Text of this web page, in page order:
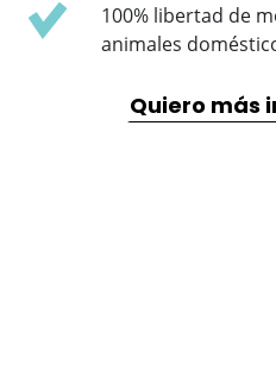
100% libertad de
animales
Quiero más